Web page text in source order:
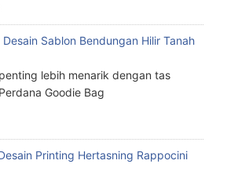
Sablon Bendungan Hilir Tanah
lebih menarik dengan tas
Goodie Bag
Printing Hertasning Rappocini